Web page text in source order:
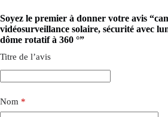
Soyez le premier à donner votre avis
vidéosurveillance solaire, sécurité avec
dôme rotatif à 360 °”
Titre de l’avis
Nom *